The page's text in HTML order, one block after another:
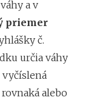
a v
priemer
č.
určia váhy
alebo